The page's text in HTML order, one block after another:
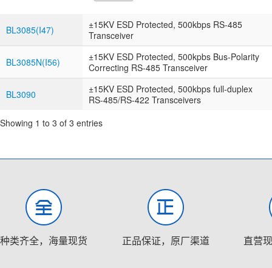
BL3085(I47)
±15KV ESD Protected, 500kbps RS-485
Transceiver
BL3085N(I56)
±15KV ESD Protected, 500kpbs Bus-Polarity
Correcting RS-485 Transceiver
BL3090
±15KV ESD Protected, 500kbps full-duplex
RS-485/RS-422 Transceivers
Showing 1 to 3 of 3 entries
种类齐全，海量现货 正品保证，原厂渠道 直营